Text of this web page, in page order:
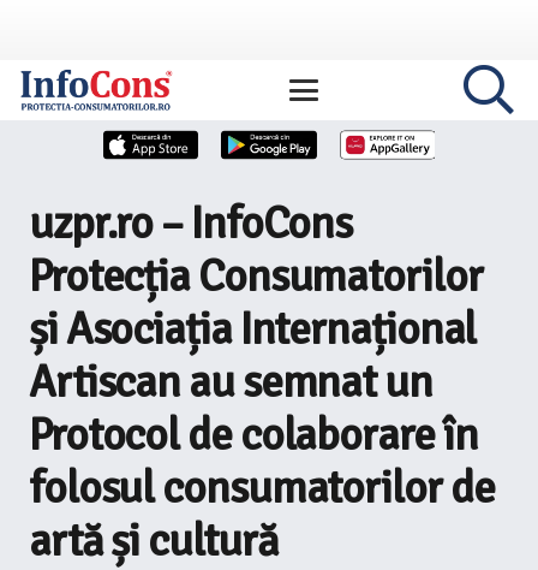
uzpr.ro – InfoCons
Protecția Consumatorilor
și Asociația Internațional
Artiscan au semnat un
Protocol de colaborare în
folosul consumatorilor de
artă și cultură